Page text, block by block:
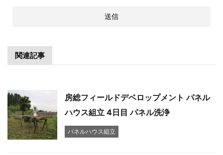
関連記事
房総フィールドデベロップメント パネル
ハウス組立 4日目 パネル洗浄
パネルハウス組立